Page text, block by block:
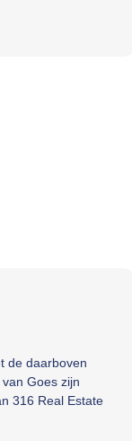
de daarboven
Goes zijn
316 Real Estate